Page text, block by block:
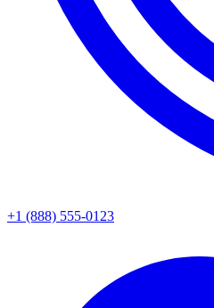
+1 (888) 555-0123